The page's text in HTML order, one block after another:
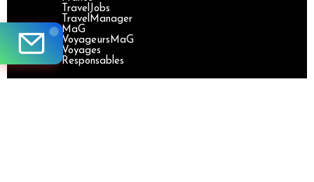
TravelJobs
TravelManager
MaG
VoyageursMaG
Voyages
Responsables